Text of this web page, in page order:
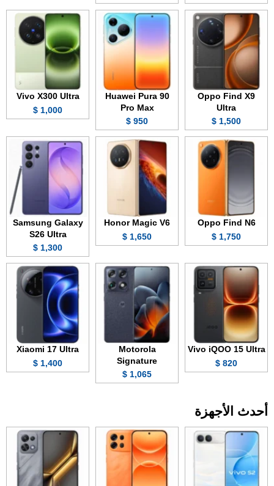
Oppo Find X9
Ultra
1,500 $
Huawei Pura 90
Pro Max
950 $
Vivo X300 Ultra
1,000 $
Oppo Find N6
1,750 $
Honor Magic V6
1,650 $
Samsung Galaxy
S26 Ultra
1,300 $
Vivo iQOO 15 Ultra
820 $
Motorola
Signature
1,065 $
Xiaomi 17 Ultra
1,400 $
أحدث الأجهزة